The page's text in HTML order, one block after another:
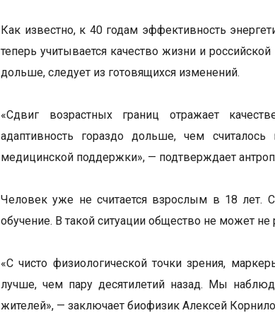
Как известно, к 40 годам эффективность
теперь учитывается качество жизни и
дольше, следует из готовящихся изменений.
«Сдвиг возрастных границ отражает
адаптивность гораздо дольше, чем
медицинской поддержки», — подтверждает
Человек уже не считается взрослым в 18 лет.
обучение. В такой ситуации общество не может не
«С чисто физиологической точки зрения,
лучше, чем пару десятилетий назад. Мы
жителей», — заключает биофизик Алексей